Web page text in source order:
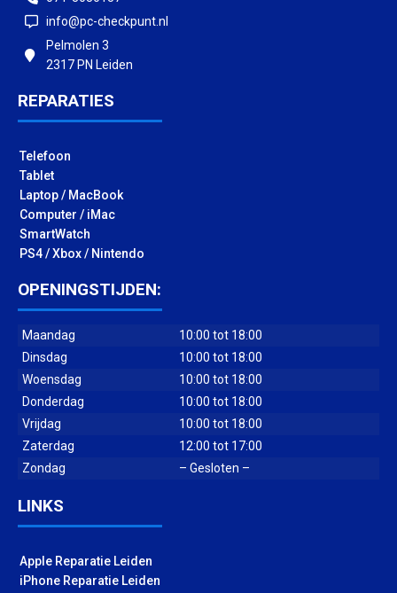
info@pc-checkpunt.nl
Pelmolen 3
2317 PN Leiden
REPARATIES
Telefoon
Tablet
Laptop / MacBook
Computer / iMac
SmartWatch
PS4 / Xbox / Nintendo
OPENINGSTIJDEN:
Maandag
10:00 tot 18:00
Dinsdag
10:00 tot 18:00
Woensdag
10:00 tot 18:00
Donderdag
10:00 tot 18:00
Vrijdag
10:00 tot 18:00
Zaterdag
12:00 tot 17:00
Zondag
– Gesloten –
LINKS
Apple Reparatie Leiden
iPhone Reparatie Leiden